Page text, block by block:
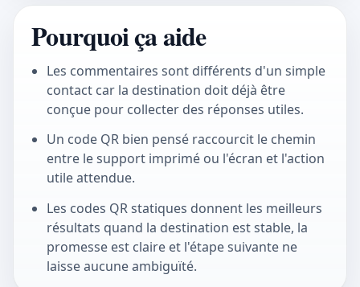
Pourquoi ça aide
Les commentaires sont différents d'un simple
contact car la destination doit déjà être
conçue pour collecter des réponses utiles.
Un code QR bien pensé raccourcit le chemin
entre le support imprimé ou l'écran et l'action
utile attendue.
Les codes QR statiques donnent les meilleurs
résultats quand la destination est stable, la
promesse est claire et l'étape suivante ne
laisse aucune ambiguïté.